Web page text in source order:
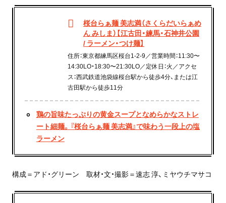
桜台らぁ麺 美志満（さくらだいらぁめ
ん みしま）【江古田・練馬・石神井公園
/ ラーメン・つけ麺】
住所：東京都練馬区桜台1-2-9／営業時間：11:30〜
14:30LO・18:30〜21:30LO／定休日：火／アクセ
ス：西武鉄道池袋線桜台駅から徒歩4分、または江
古田駅から徒歩11分
鶏の旨味たっぷりの黄金スープとなめらかなストレ
ート細麺。『桜台らぁ麺 美志満』で味わう一段上の塩
ラーメン
構成＝アド・グリーン 取材・文・撮影＝速志 淳、ミヤウチマサコ